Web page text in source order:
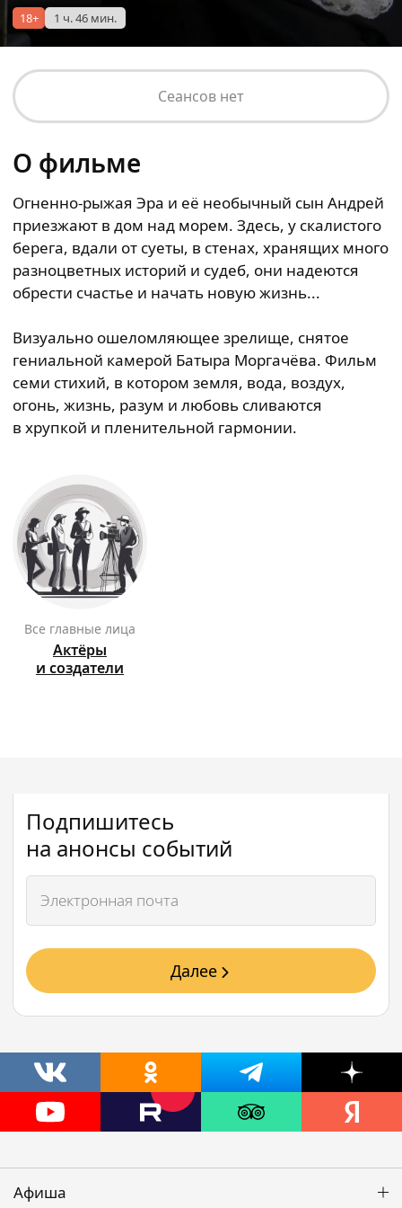
18+ 1 ч. 46 мин.
Сеансов нет
О фильме
Огненно-рыжая Эра и её необычный сын Андрей
приезжают в дом над морем. Здесь, у скалистого
берега, вдали от суеты, в стенах, хранящих много
разноцветных историй и судеб, они надеются
обрести счастье и начать новую жизнь...
Визуально ошеломляющее зрелище, снятое
гениальной камерой Батыра Моргачёва. Фильм
семи стихий, в котором земля, вода, воздух,
огонь, жизнь, разум и любовь сливаются
в хрупкой и пленительной гармонии.
Все главные лица
Актёры
и создатели
Подпишитесь
на анонсы событий
Далее
Афиша